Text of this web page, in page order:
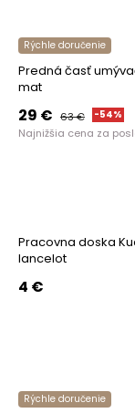
Rýchle doručenie
Predná časť
mat
29 € 63€ -54%
Najnižšia cena za
Pracovna doska
lancelot
4 €
Rýchle doručenie